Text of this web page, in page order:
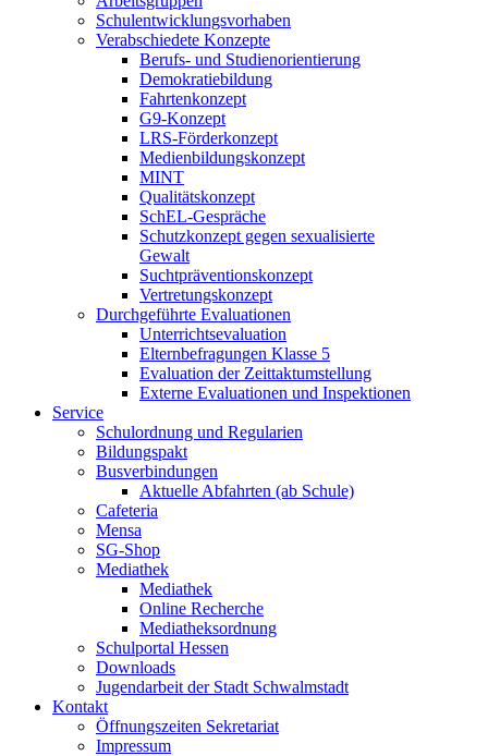
Schulentwicklungsvorhaben
Verabschiedete Konzepte
Berufs- und Studienorientierung
Demokratiebildung
Fahrtenkonzept
G9-Konzept
LRS-Förderkonzept
Medienbildungskonzept
MINT
Qualitätskonzept
SchEL-Gespräche
Schutzkonzept gegen sexualisierte
Gewalt
Suchtpräventionskonzept
Vertretungskonzept
Durchgeführte Evaluationen
Unterrichtsevaluation
Elternbefragungen Klasse 5
Evaluation der Zeittaktumstellung
Externe Evaluationen und Inspektionen
Service
Schulordnung und Regularien
Bildungspakt
Busverbindungen
Aktuelle Abfahrten (ab Schule)
Cafeteria
Mensa
SG-Shop
Mediathek
Mediathek
Online Recherche
Mediatheksordnung
Schulportal Hessen
Downloads
Jugendarbeit der Stadt Schwalmstadt
Kontakt
Öffnungszeiten Sekretariat
Impressum